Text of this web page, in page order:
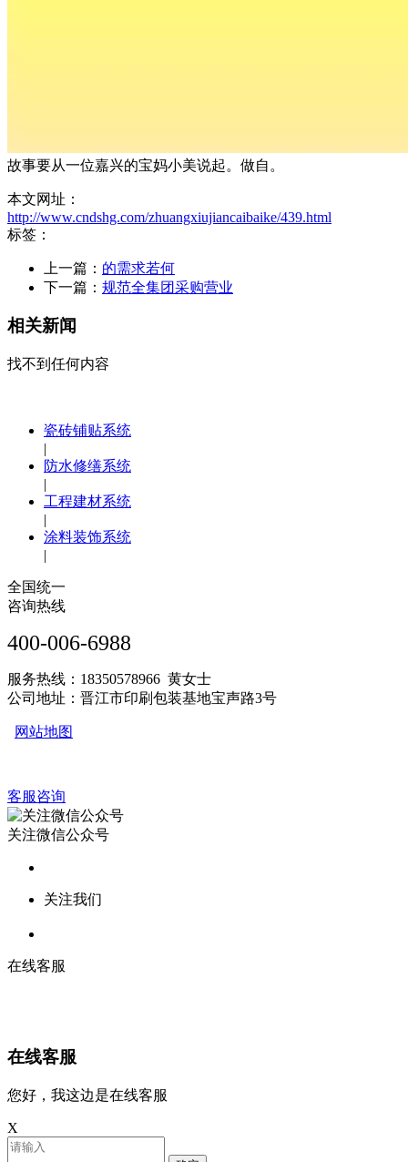
故事要从一位嘉兴的宝妈小美说起。做自。
本文网址：
http://www.cndshg.com/zhuangxiujiancaibaike/439.html
标签：
上一篇： 的需求若何
下一篇： 规范全集团采购营业
相关新闻
找不到任何内容
瓷砖铺贴系统
|
防水修缮系统
|
工程建材系统
|
涂料装饰系统
|
全国统一
咨询热线
400-006-6988
服务热线：18350578966 黄女士
公司地址：晋江市印刷包装基地宝声路3号
网站地图
客服咨询
关注微信公众号
关注我们
在线客服
在线客服
您好，我这边是在线客服
X